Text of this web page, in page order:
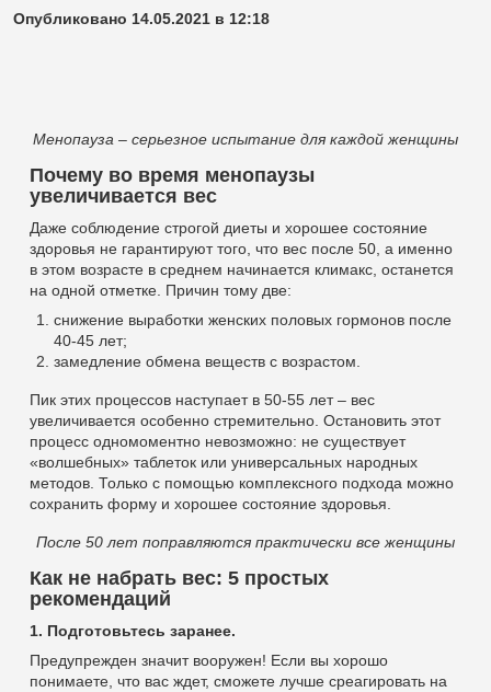
Опубликовано 14.05.2021 в 12:18
Менопауза – серьезное испытание для каждой женщины
Почему во время менопаузы
увеличивается вес
Даже соблюдение строгой диеты и хорошее состояние
здоровья не гарантируют того, что вес после 50, а именно
в этом возрасте в среднем начинается климакс, останется
на одной отметке. Причин тому две:
снижение выработки женских половых гормонов после
40-45 лет;
замедление обмена веществ с возрастом.
Пик этих процессов наступает в 50-55 лет – вес
увеличивается особенно стремительно. Остановить этот
процесс одномоментно невозможно: не существует
«волшебных» таблеток или универсальных народных
методов. Только с помощью комплексного подхода можно
сохранить форму и хорошее состояние здоровья.
После 50 лет поправляются практически все женщины
Как не набрать вес: 5 простых
рекомендаций
1. Подготовьтесь заранее.
Предупрежден значит вооружен! Если вы хорошо
понимаете, что вас ждет, сможете лучше среагировать на